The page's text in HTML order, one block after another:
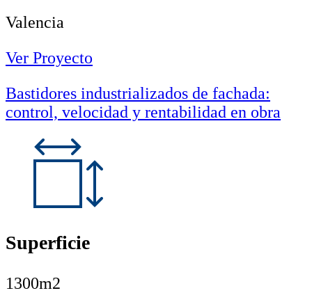
Valencia
Ver Proyecto
Bastidores industrializados de fachada:
control, velocidad y rentabilidad en obra
Superficie
1300m2